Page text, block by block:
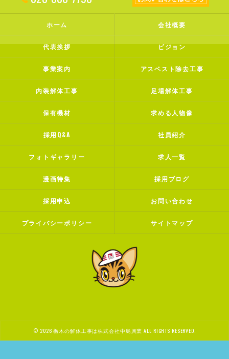
ホーム 会社概要
代表挨拶 ビジョン
事業案内 アスベスト除去工事
内装解体工事 足場解体工事
保有機材 求める人物像
採用Q&A 社員紹介
フォトギャラリー 求人一覧
漫画特集 採用ブログ
採用申込 お問い合わせ
プライバシーポリシー サイトマップ
© 2026 栃木の解体工事は株式会社中島興業 ALL RIGHTS RESERVED.